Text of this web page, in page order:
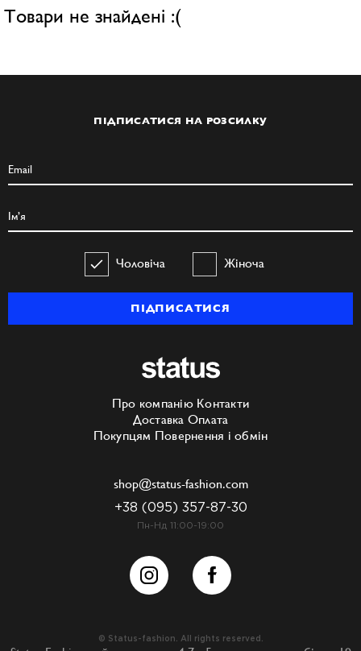
Товари не знайдені :(
ПІДПИСАТИСЯ НА РОЗСИЛКУ
Чоловіча Жіноча
ПІДПИСАТИСЯ
Про компанію Контакти
Доставка Оплата
Покупцям Повернення і обмін
shop@status-fashion.com
+38 (095) 357-87-30
Пн-Нд 11:00-19:00
© Status-fashion. All rights reserved.